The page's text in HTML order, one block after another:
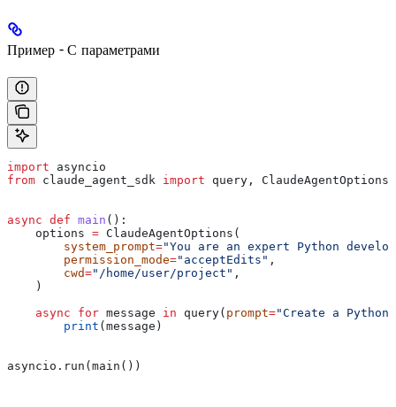
Пример - С параметрами
import asyncio
from claude_agent_sdk import query, ClaudeAgentOptions
async def main ():
    options
= ClaudeAgentOptions(
        system_prompt
="You are an expert Python
        permission_mode
="acceptEdits" ,
        cwd
="/home/user/project" ,
    )
    async
for message in query( prompt="Create a Python
        print
(message)
asyncio.run(main())